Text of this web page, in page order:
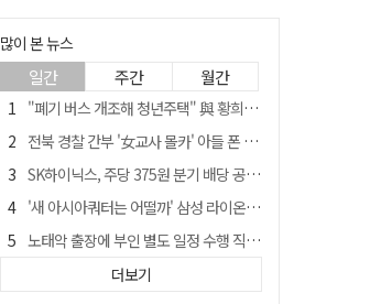
많이 본 뉴스
일간 주간 월간
"폐기 버스 개조해 청년주택" 與 황희…'딸 학비는 年 4200만원'
전북 경찰 간부 '女교사 몰카' 아들 폰 부수고…"처벌 못하는 사안" 내부망에 글
SK하이닉스, 주당 375원 분기 배당 공시…"3분기 중 주주환원 방안 확정"
'새 아시아쿼터는 어떨까' 삼성 라이온즈, 새 얼굴 투수 미야모리 영입
노태악 출장에 부인 별도 일정 수행 직원도…보고서엔 '공식일정 참석'
'외도 의심' 아내 화장실에 묶고 불에 달군 공구로 고문…남편 검거
더보기